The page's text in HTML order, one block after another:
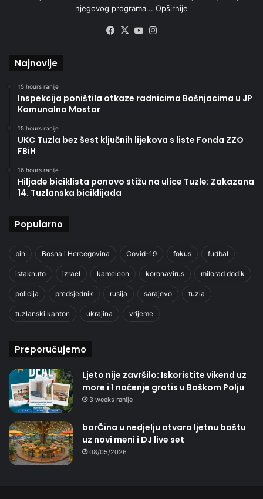
njegovog programa... Opširnije
Facebook
X YouTube
Najnovije
15 hours ranije
Inspekcija poništila otkaze radnicima Bošnjacima u JP
Komunalno Mostar
15 hours ranije
UKC Tuzla bez šest ključnih lijekova s liste Fonda ZZO
FBiH
16 hours ranije
Hiljade biciklista ponovo stižu na ulice Tuzle: Zakazana
14. Tuzlanska biciklijada
Popularno
bih Bosna i Hercegovina Covid-19 fokus fudbal
istaknuto izrael kameleon koronavirus milorad dodik
policija predsjednik rusija sarajevo tuzla
tuzlanski kanton ukrajina vrijeme
Preporučujemo
Ljeto nije završilo: Iskoristite vikend uz
more i 1 noćenje gratis u Baškom Polju
3 weeks ranije
barČina u nedjelju otvara ljetnu baštu
uz novi meni i DJ live set
08/05/2026